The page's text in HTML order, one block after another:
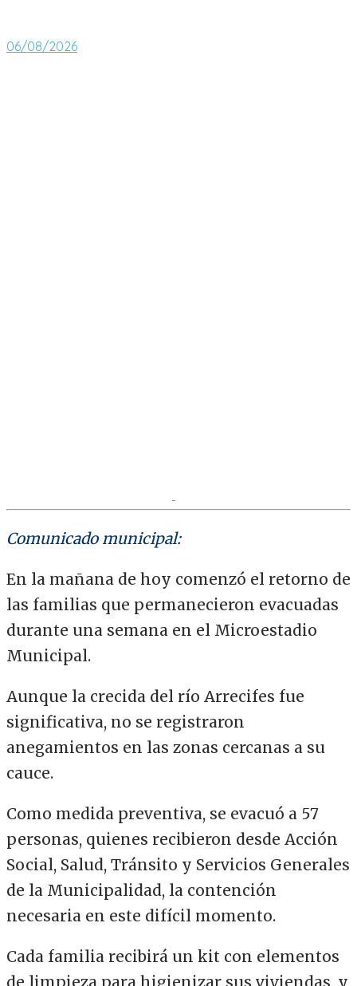
06/08/2026
Comunicado municipal:
En la mañana de hoy comenzó el retorno de
las familias que permanecieron evacuadas
durante una semana en el Microestadio
Municipal.
Aunque la crecida del río Arrecifes fue
significativa, no se registraron
anegamientos en las zonas cercanas a su
cauce.
Como medida preventiva, se evacuó a 57
personas, quienes recibieron desde Acción
Social, Salud, Tránsito y Servicios Generales
de la Municipalidad, la contención
necesaria en este difícil momento.
Cada familia recibirá un kit con elementos